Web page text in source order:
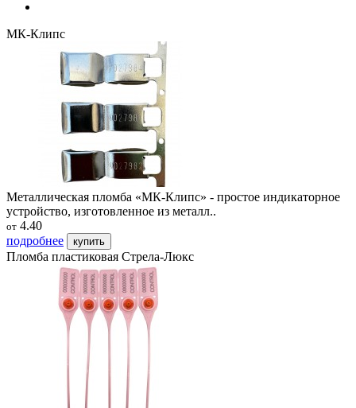
МК-Клипс
Металлическая пломба «МК-Клипс» - простое индикаторное
устройство, изготовленное из металл..
от 4.40
подробнее
купить
Пломба пластиковая Стрела-Люкс